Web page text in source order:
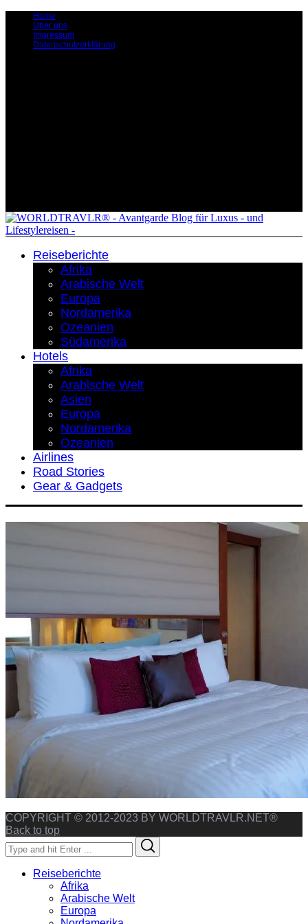
Home
Über uns
Impressum
Datenschutzerklärung
Reiseberichte
Afrika
Arabische Welt
Europa
Nordamerika
Ozeanien
Südamerika
Hotels
Afrika
Arabische Welt
Asien
Europa
Nordamerika
Ozeanien
Airlines
Road Stories
Gear & Gadgets
COPYRIGHT © 2012-2023 BY WORLDTRAVLR.NET®
Back to top
Search
for:
Reiseberichte
Afrika
Arabische Welt
Europa